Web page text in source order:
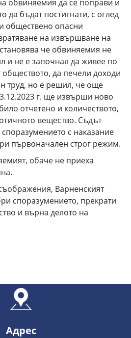
обвиняемия да се поправи и
да бъдат постигнати, с оглед
обществено опасни
на извършване на
че обвиняемия не
и не е започнал да живее по
обществото, да печели доходи
труд, но е решил, че още
г. ще извърши ново
отчетено и количеството,
вещество. Съдът
с наказание
първоначален строг режим.
обаче не приеха
Варненският
споразумението, прекрати
и върна делото на
Адрес